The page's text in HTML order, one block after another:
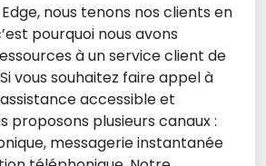
nous tenons nos clients en
pourquoi nous avons
à un service client de
vous souhaitez faire appel à
accessible et
proposons plusieurs canaux :
messagerie instantanée